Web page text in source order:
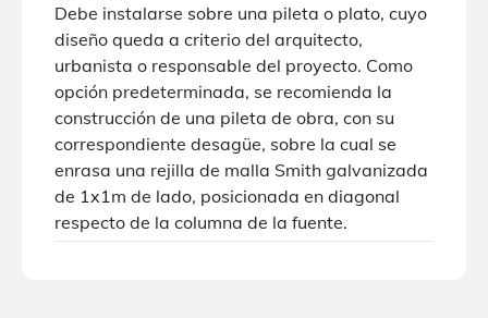
Debe instalarse sobre una pileta o plato, cuyo
diseño queda a criterio del arquitecto,
urbanista o responsable del proyecto. Como
opción predeterminada, se recomienda la
construcción de una pileta de obra, con su
correspondiente desagüe, sobre la cual se
enrasa una rejilla de malla Smith galvanizada
de 1x1m de lado, posicionada en diagonal
respecto de la columna de la fuente.